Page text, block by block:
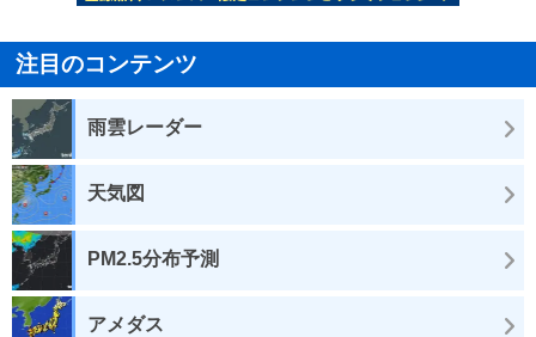
注目のコンテンツ
雨雲レーダー
天気図
PM2.5分布予測
アメダス